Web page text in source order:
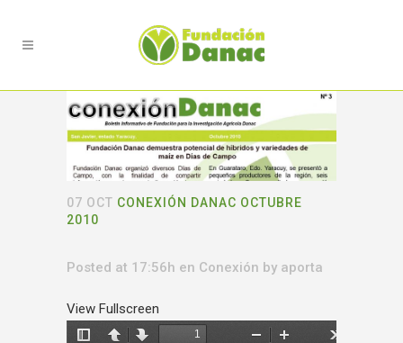
07 OCT CONEXIÓN DANAC OCTUBRE
2010
Posted at 17:56h en Conexión by aporta
View Fullscreen